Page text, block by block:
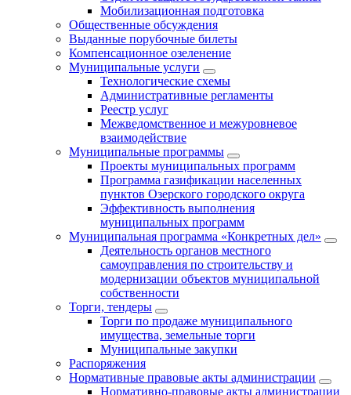
Мобилизационная подготовка
Общественные обсуждения
Выданные порубочные билеты
Компенсационное озеленение
Муниципальные услуги
Технологические схемы
Административные регламенты
Реестр услуг
Межведомственное и межуровневое
взаимодействие
Муниципальные программы
Проекты муниципальных программ
Программа газификации населенных
пунктов Озерского городского округа
Эффективность выполнения
муниципальных программ
Муниципальная программа «Конкретных дел»
Деятельность органов местного
самоуправления по строительству и
модернизации объектов муниципальной
собственности
Торги, тендеры
Торги по продаже муниципального
имущества, земельные торги
Муниципальные закупки
Распоряжения
Нормативные правовые акты администрации
Нормативно-правовые акты администрации